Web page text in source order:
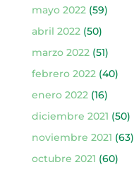
mayo 2022(59)
abril 2022(50)
marzo 2022(51)
febrero 2022(40)
enero 2022(16)
diciembre 2021 (50)
noviembre 2021 (63)
octubre 2021 (60)